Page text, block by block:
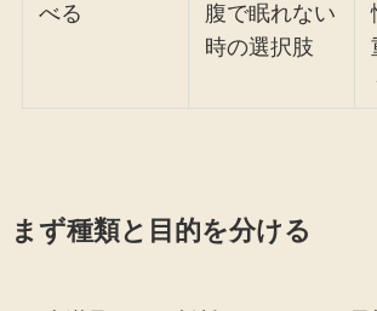
べる
腹で眠れない
時の選択肢
まず種類と目的を分ける